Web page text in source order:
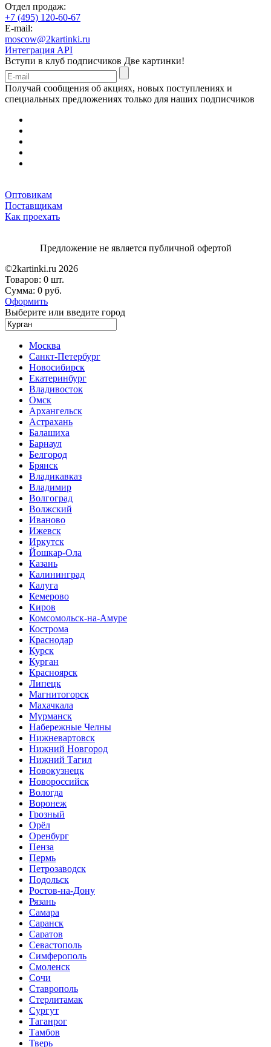
Отдел продаж:
+7 (495) 120-60-67
E-mail:
moscow@2kartinki.ru
Интеграция API
Вступи в клуб подписчиков Две картинки!
Получай сообщения об акциях, новых поступлениях и
специальных предложениях только для наших подписчиков
Оптовикам
Поставщикам
Как проехать
Предложение не является публичной офертой
©2kartinki.ru 2026
Товаров: 0 шт.
Сумма: 0 руб.
Оформить
Выберите или введите город
Москва
Санкт-Петербург
Новосибирск
Екатеринбург
Владивосток
Омск
Архангельск
Астрахань
Балашиха
Барнаул
Белгород
Брянск
Владикавказ
Владимир
Волгоград
Волжский
Иваново
Ижевск
Иркутск
Йошкар-Ола
Казань
Калининград
Калуга
Кемерово
Киров
Комсомольск-на-Амуре
Кострома
Краснодар
Курск
Курган
Красноярск
Липецк
Магнитогорск
Махачкала
Мурманск
Набережные Челны
Нижневартовск
Нижний Новгород
Нижний Тагил
Новокузнецк
Новороссийск
Вологда
Воронеж
Грозный
Орёл
Оренбург
Пенза
Пермь
Петрозаводск
Подольск
Ростов-на-Дону
Рязань
Самара
Саранск
Саратов
Севастополь
Симферополь
Смоленск
Сочи
Ставрополь
Стерлитамак
Сургут
Таганрог
Тамбов
Тверь